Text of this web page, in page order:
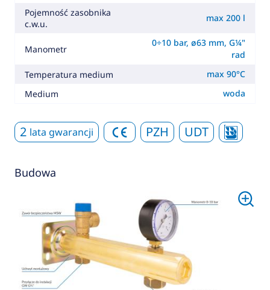
Pojemność zasobnika
c.w.u.
max 200 l
Manometr
0÷10 bar, ø63 mm, G¼"
rad
Temperatura medium
max 90°C
Medium
woda
2 lata gwarancji PZH UDT
Budowa